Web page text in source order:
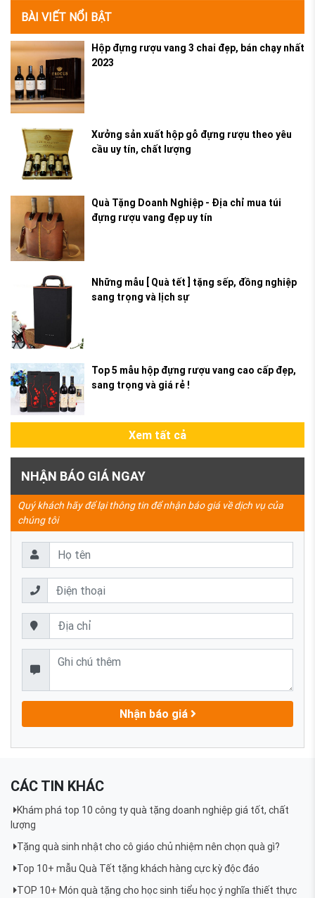
BÀI VIẾT NỔI BẬT
Hộp đựng rượu vang 3 chai đẹp, bán chạy nhất
2023
Xưởng sản xuất hộp gỗ đựng rượu theo yêu
cầu uy tín, chất lượng
Quà Tặng Doanh Nghiệp - Địa chỉ mua túi
đựng rượu vang đẹp uy tín
Những mẫu [ Quà tết ] tặng sếp, đồng nghiệp
sang trọng và lịch sự
Top 5 mẫu hộp đựng rượu vang cao cấp đẹp,
sang trọng và giá rẻ !
Xem tất cả
NHẬN BÁO GIÁ NGAY
Quý khách hãy để lại thông tin để nhận báo giá về dịch vụ của
chúng tôi
Nhận báo giá
CÁC TIN KHÁC
Khám phá top 10 công ty quà tặng doanh nghiệp giá tốt, chất
lượng
Tặng quà sinh nhật cho cô giáo chủ nhiệm nên chọn quà gì?
Top 10+ mẫu Quà Tết tặng khách hàng cực kỳ độc đáo
TOP 10+ Món quà tặng cho học sinh tiểu học ý nghĩa thiết thực